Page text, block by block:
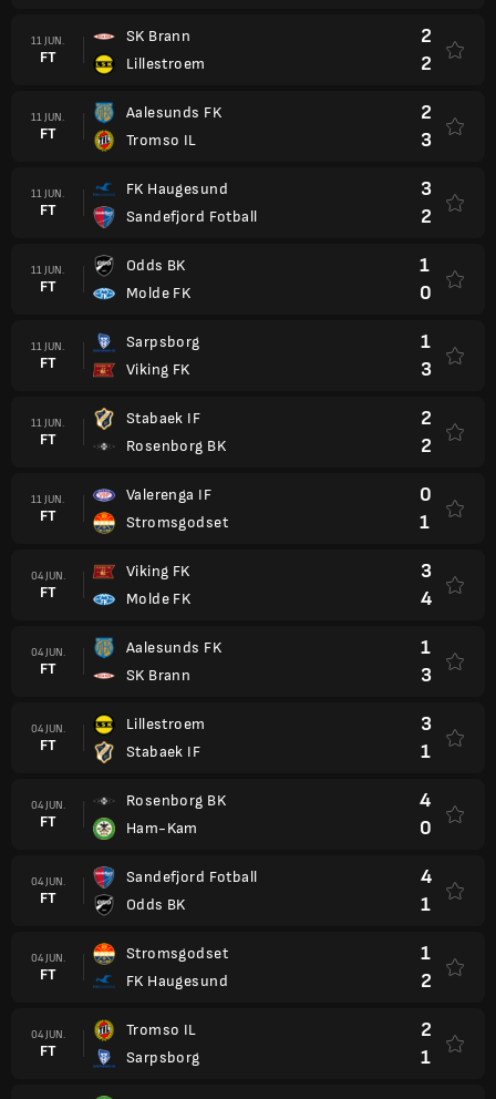
11 JUN.
FT
SK Brann
Lillestroem
2
2
11 JUN.
FT
Aalesunds FK
Tromso IL
2
3
11 JUN.
FT
FK Haugesund
Sandefjord Fotball
3
2
11 JUN.
FT
Odds BK
Molde FK
1
0
11 JUN.
FT
Sarpsborg
Viking FK
1
3
11 JUN.
FT
Stabaek IF
Rosenborg BK
2
2
11 JUN.
FT
Valerenga IF
Stromsgodset
0
1
04 JUN.
FT
Viking FK
Molde FK
3
4
04 JUN.
FT
Aalesunds FK
SK Brann
1
3
04 JUN.
FT
Lillestroem
Stabaek IF
3
1
04 JUN.
FT
Rosenborg BK
Ham-Kam
4
0
04 JUN.
FT
Sandefjord Fotball
Odds BK
4
1
04 JUN.
FT
Stromsgodset
FK Haugesund
1
2
04 JUN.
FT
Tromso IL
Sarpsborg
2
1